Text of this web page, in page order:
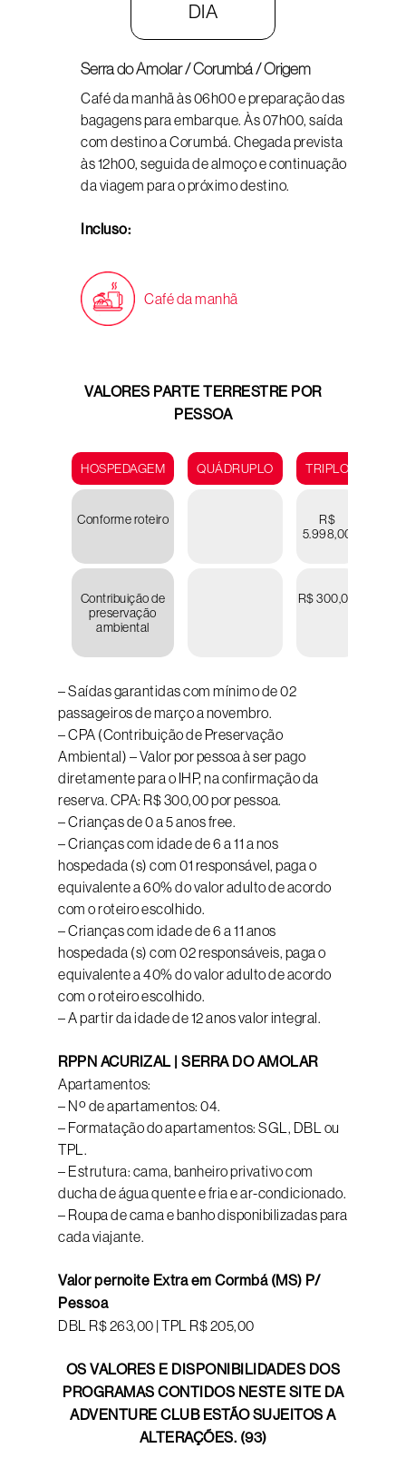
DIA
Serra do Amolar / Corumbá / Origem
Café da manhã às 06h00 e preparação das
bagagens para embarque. Às 07h00, saída
com destino a Corumbá. Chegada prevista
às 12h00, seguida de almoço e continuação
da viagem para o próximo destino.
Incluso:
Café da manhã
VALORES PARTE TERRESTRE POR
PESSOA
HOSPEDAGEM QUÁDRUPLO TRIPLO
Conforme roteiro
R$
5.998,00
Contribuição de
preservação
ambiental
R$ 300,00
– Saídas garantidas com mínimo de 02
passageiros de março a novembro.
– CPA (Contribuição de Preservação
Ambiental) – Valor por pessoa à ser pago
diretamente para o IHP, na confirmação da
reserva. CPA: R$ 300,00 por pessoa.
– Crianças de 0 a 5 anos free.
– Crianças com idade de 6 a 11 a nos
hospedada (s) com 01 responsável, paga o
equivalente a 60% do valor adulto de acordo
com o roteiro escolhido.
– Crianças com idade de 6 a 11 anos
hospedada (s) com 02 responsáveis, paga o
equivalente a 40% do valor adulto de acordo
com o roteiro escolhido.
– A partir da idade de 12 anos valor integral.
RPPN ACURIZAL | SERRA DO AMOLAR
Apartamentos:
– Nº de apartamentos: 04.
– Formatação do apartamentos: SGL, DBL ou
TPL.
– Estrutura: cama, banheiro privativo com
ducha de água quente e fria e ar-condicionado.
– Roupa de cama e banho disponibilizadas para
cada viajante.
Valor pernoite Extra em Cormbá (MS) P/
Pessoa
DBL R$ 263,00 | TPL R$ 205,00
OS VALORES E DISPONIBILIDADES DOS
PROGRAMAS CONTIDOS NESTE SITE DA
ADVENTURE CLUB ESTÃO SUJEITOS A
ALTERAÇÕES. (93)